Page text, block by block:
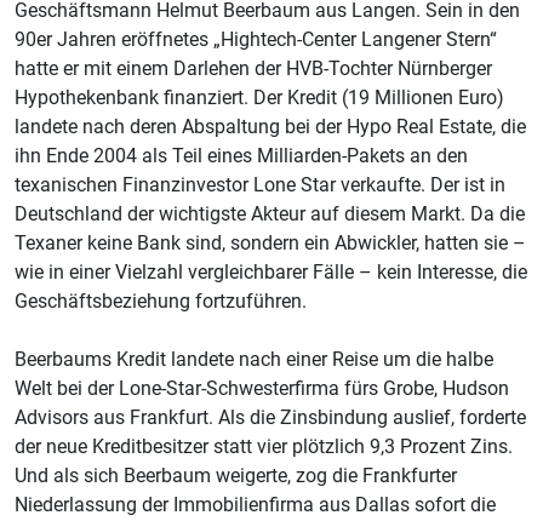
Geschäftsmann Helmut Beerbaum aus Langen. Sein in den
90er Jahren eröffnetes „Hightech-Center Langener Stern“
hatte er mit einem Darlehen der HVB-Tochter Nürnberger
Hypothekenbank finanziert. Der Kredit (19 Millionen Euro)
landete nach deren Abspaltung bei der Hypo Real Estate, die
ihn Ende 2004 als Teil eines Milliarden-Pakets an den
texanischen Finanzinvestor Lone Star verkaufte. Der ist in
Deutschland der wichtigste Akteur auf diesem Markt. Da die
Texaner keine Bank sind, sondern ein Abwickler, hatten sie –
wie in einer Vielzahl vergleichbarer Fälle – kein Interesse, die
Geschäftsbeziehung fortzuführen.
Beerbaums Kredit landete nach einer Reise um die halbe
Welt bei der Lone-Star-Schwesterfirma fürs Grobe, Hudson
Advisors aus Frankfurt. Als die Zinsbindung auslief, forderte
der neue Kreditbesitzer statt vier plötzlich 9,3 Prozent Zins.
Und als sich Beerbaum weigerte, zog die Frankfurter
Niederlassung der Immobilienfirma aus Dallas sofort die